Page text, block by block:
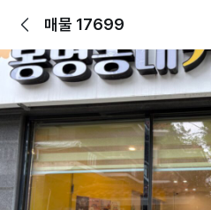
뒤로가기매물 17699